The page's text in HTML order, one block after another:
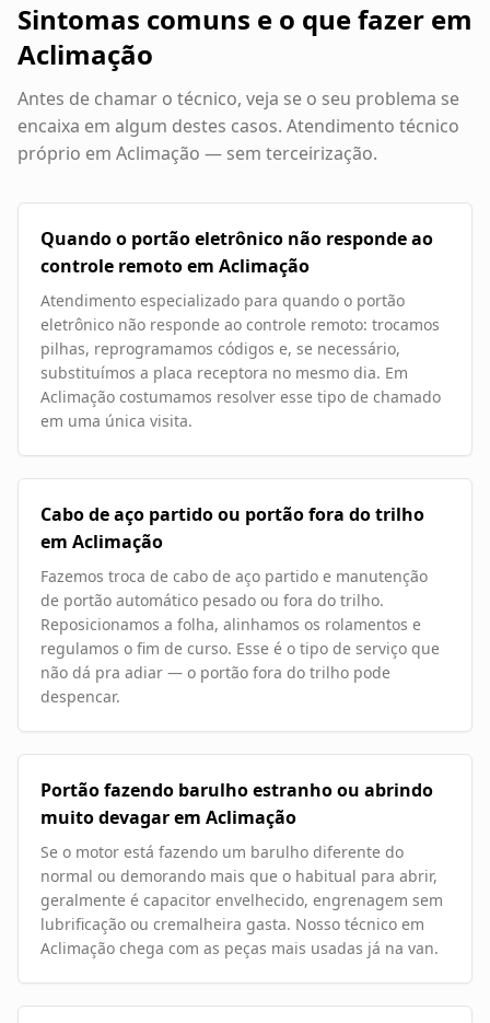
Sintomas comuns e o que fazer em
Aclimação
Antes de chamar o técnico, veja se o seu problema se
encaixa em algum destes casos. Atendimento técnico
próprio em Aclimação — sem terceirização.
Quando o portão eletrônico não responde ao
controle remoto em Aclimação
Atendimento especializado para quando o portão
eletrônico não responde ao controle remoto: trocamos
pilhas, reprogramamos códigos e, se necessário,
substituímos a placa receptora no mesmo dia. Em
Aclimação costumamos resolver esse tipo de chamado
em uma única visita.
Cabo de aço partido ou portão fora do trilho
em Aclimação
Fazemos troca de cabo de aço partido e manutenção
de portão automático pesado ou fora do trilho.
Reposicionamos a folha, alinhamos os rolamentos e
regulamos o fim de curso. Esse é o tipo de serviço que
não dá pra adiar — o portão fora do trilho pode
despencar.
Portão fazendo barulho estranho ou abrindo
muito devagar em Aclimação
Se o motor está fazendo um barulho diferente do
normal ou demorando mais que o habitual para abrir,
geralmente é capacitor envelhecido, engrenagem sem
lubrificação ou cremalheira gasta. Nosso técnico em
Aclimação chega com as peças mais usadas já na van.